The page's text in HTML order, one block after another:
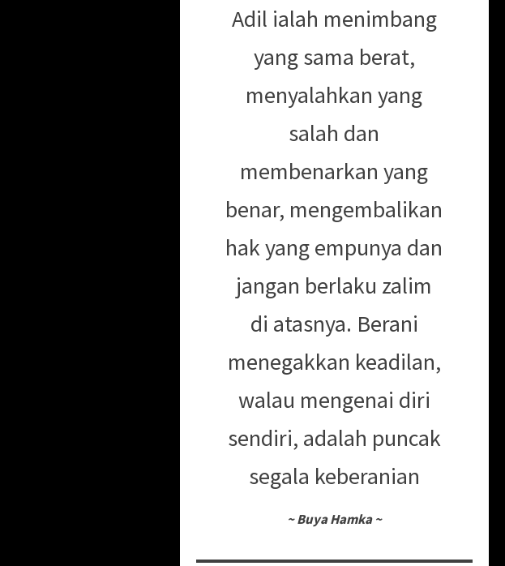
Adil ialah menimbang
yang sama berat,
menyalahkan yang
salah dan
membenarkan yang
benar, mengembalikan
hak yang empunya dan
jangan berlaku zalim
di atasnya. Berani
menegakkan keadilan,
walau mengenai diri
sendiri, adalah puncak
segala keberanian
~Buya Hamka ~